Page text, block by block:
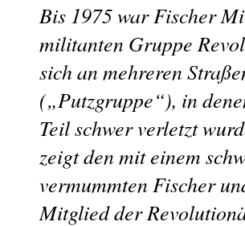
Bis 1975 war Fischer
militanten Gruppe
sich an mehreren
(„Putzgruppe“), in
Teil schwer verletzt
zeigt den mit einem
vermummten Fischer
Mitglied der